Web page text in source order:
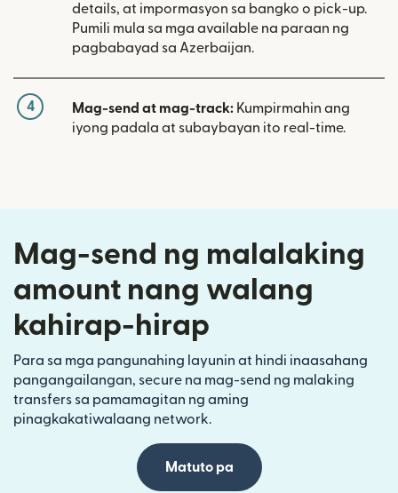
details, at impormasyon sa bangko o pick-up.
Pumili mula sa mga available na paraan ng
pagbabayad sa Azerbaijan.
4 Mag-send at mag-track: Kumpirmahin ang
iyong padala at subaybayan ito real-time.
Mag-send ng malalaking
amount nang walang
kahirap-hirap
Para sa mga pangunahing layunin at hindi inaasahang
pangangailangan, secure na mag-send ng malaking
transfers sa pamamagitan ng aming
pinagkakatiwalaang network.
Matuto pa